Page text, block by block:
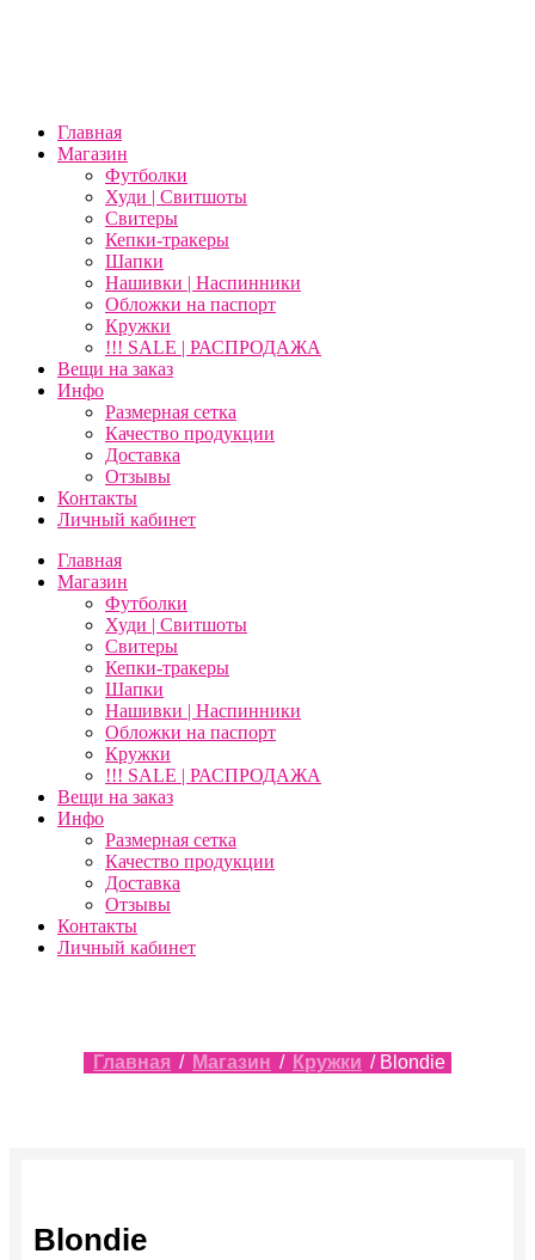
Главная
Магазин
Футболки
Худи | Свитшоты
Свитеры
Кепки-тракеры
Шапки
Нашивки | Наспинники
Обложки на паспорт
Кружки
!!! SALE | РАСПРОДАЖА
Вещи на заказ
Инфо
Размерная сетка
Качество продукции
Доставка
Отзывы
Контакты
Личный кабинет
Главная
Магазин
Футболки
Худи | Свитшоты
Свитеры
Кепки-тракеры
Шапки
Нашивки | Наспинники
Обложки на паспорт
Кружки
!!! SALE | РАСПРОДАЖА
Вещи на заказ
Инфо
Размерная сетка
Качество продукции
Доставка
Отзывы
Контакты
Личный кабинет
Главная / Магазин / Кружки / Blondie
Blondie